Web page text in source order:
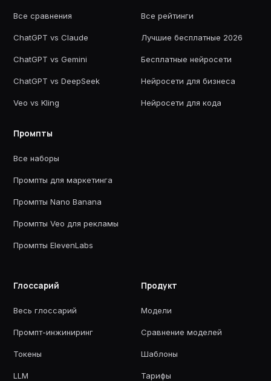
Все сравнения
ChatGPT vs Claude
ChatGPT vs Gemini
ChatGPT vs DeepSeek
Veo vs Kling
Все рейтинги
Лучшие бесплатные 2026
Бесплатные нейросети
Нейросети для бизнеса
Нейросети для кода
Промпты
Все наборы
Промпты для маркетинга
Промпты Nano Banana
Промпты Veo для рекламы
Промпты ElevenLabs
Глоссарий
Весь глоссарий
Промпт-инжиниринг
Токены
LLM
Продукт
Модели
Сравнение моделей
Шаблоны
Тарифы